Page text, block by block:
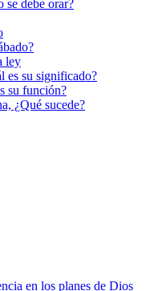
se debe orar?
ley
es su significado?
su función?
¿Qué sucede?
en los planes de Dios